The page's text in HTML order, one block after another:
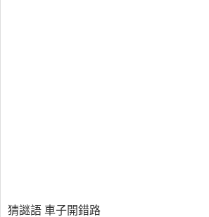
猜謎語 車子開錯路